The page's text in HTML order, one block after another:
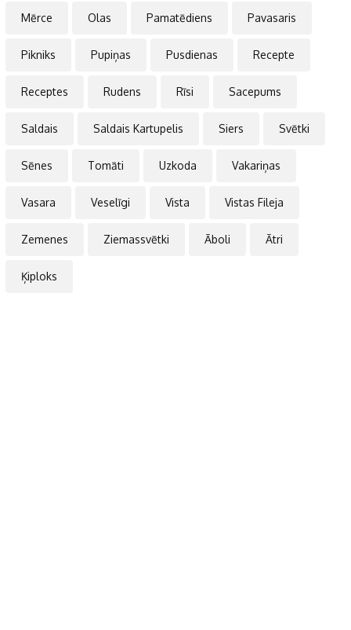
Mērce Olas Pamatēdiens Pavasaris
Pikniks Pupiņas Pusdienas Recepte
Receptes Rudens Rīsi Sacepums
Saldais Saldais Kartupelis Siers Svētki
Sēnes Tomāti Uzkoda Vakariņas
Vasara Veselīgi Vista Vistas Fileja
Zemenes Ziemassvētki Āboli Ātri
Ķiploks